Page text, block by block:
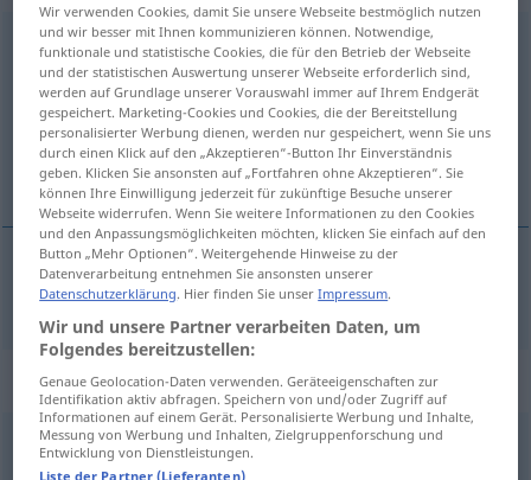
abspringen <trennb;-ge-;→springen>
Übersicht aller Übersetzungen
(Für mehr Details die Übersetzung anklicken/antippen)
odskočiti
odskočiti(-akati) abspringen
Beispielsätze für "abspringen"
mit demFallschirmabspringen
Wir verwenden Cookies, damit Sie unsere Webseite bestmöglich nutzen
und wir besser mit Ihnen kommunizieren können. Notwendige,
funktionale und statistische Cookies, die für den Betrieb der Webseite
und der statistischen Auswertung unserer Webseite erforderlich sind,
werden auf Grundlage unserer Vorauswahl immer auf Ihrem Endgerät
gespeichert. Marketing-Cookies und Cookies, die der Bereitstellung
personalisierter Werbung dienen, werden nur gespeichert, wenn Sie uns
durch einen Klick auf den „Akzeptieren“-Button Ihr Einverständnis
geben. Klicken Sie ansonsten auf „Fortfahren ohne Akzeptieren“. Sie
können Ihre Einwilligung jederzeit für zukünftige Besuche unserer
Webseite widerrufen. Wenn Sie weitere Informationen zu den Cookies
und den Anpassungsmöglichkeiten möchten, klicken Sie einfach auf den
Button „Mehr Optionen“. Weitergehende Hinweise zu der
Datenverarbeitung entnehmen Sie ansonsten unserer
Datenschutzerklärung. Hier finden Sie unserImpressum.
Wir und unsere Partner verarbeiten Daten, um
Folgendes bereitzustellen:
Genaue Geolocation-Daten verwenden. Geräteeigenschaften zur
Identifikation aktiv abfragen. Speichern von und/oder Zugriff auf
Informationen auf einem Gerät. Personalisierte Werbung und Inhalte,
Messung von Werbung und Inhalten, Zielgruppenforschung und
Entwicklung von Dienstleistungen.
Liste der Partner (Lieferanten)